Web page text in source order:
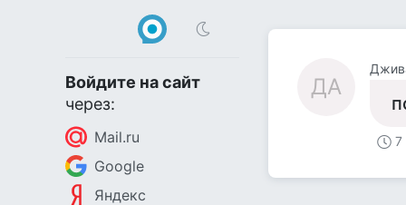
Войдите на сайт
через:
Mail.ru
Google
Яндекс
ДА
7